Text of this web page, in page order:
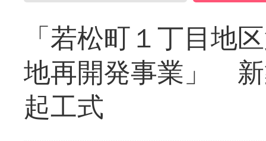
「若松町１丁目地
地再開発事業」
起工式